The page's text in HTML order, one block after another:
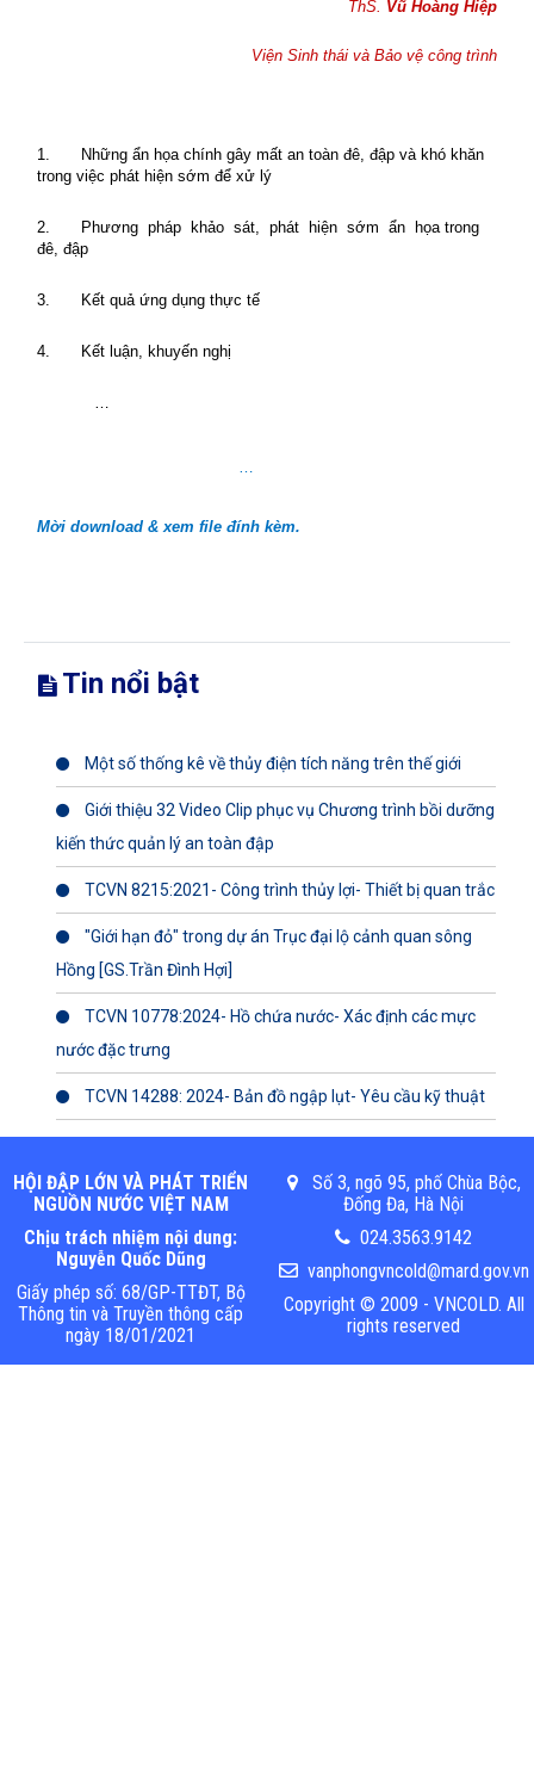
ThS. Vũ Hoàng Hiệp
Viện Sinh thái và Bảo vệ công trình
1.
Những ẩn họa chính gây mất an toàn đê, đập và khó khăn
trong việc phát hiện sớm để xử lý
2. Phương pháp khảo sát, phát hiện sớm ẩn
họa trong
đê, đập
3. Kết quả ứng dụng thực tế
4. Kết luận, khuyến nghị
…
Mời download & xem file đính kèm.
Tin nổi bật
Một số thống kê về thủy điện tích năng trên thế giới
Giới thiệu 32 Video Clip phục vụ Chương trình bồi dưỡng
kiến thức quản lý an toàn đập
TCVN 8215:2021- Công trình thủy lợi- Thiết bị quan trắc
"Giới hạn đỏ" trong dự án Trục đại lộ cảnh quan sông
Hồng [GS.Trần Đình Hợi]
TCVN 10778:2024- Hồ chứa nước- Xác định các mực
nước đặc trưng
TCVN 14288: 2024- Bản đồ ngập lụt- Yêu cầu kỹ thuật
HỘI ĐẬP LỚN VÀ PHÁT TRIỂN
NGUỒN NƯỚC VIỆT NAM
Chịu trách nhiệm nội dung:
Nguyễn Quốc Dũng
Giấy phép số: 68/GP-TTĐT, Bộ
Thông tin và Truyền thông cấp
ngày 18/01/2021
Số 3, ngõ 95, phố Chùa Bộc,
Đống Đa, Hà Nội
024.3563.9142
vanphongvncold@mard.gov.vn
Copyright © 2009 - VNCOLD. All
rights reserved